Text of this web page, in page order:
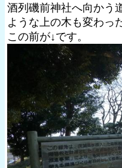
酒列磯前神社へ向かう
ような上の木も変わっ
この前が↓です。